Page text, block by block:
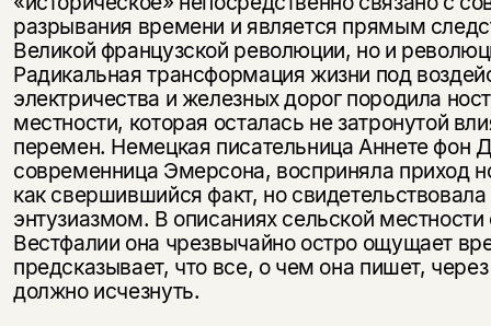
разрывания времени и является прямым
Великой французской революции, но и
Радикальная трансформация жизни под
электричества и железных дорог породила
местно­сти, которая осталась не затронутой
перемен. Немец­кая писательница Аннете фон
современница Эмерсона, восприняла приход
как свершившийся факт, но
энтузиазмом. В описаниях сельской
Вестфалии она чрезвычайно остро ощущает
предсказывает, что все, о чем она пишет,
должно исчезнуть.